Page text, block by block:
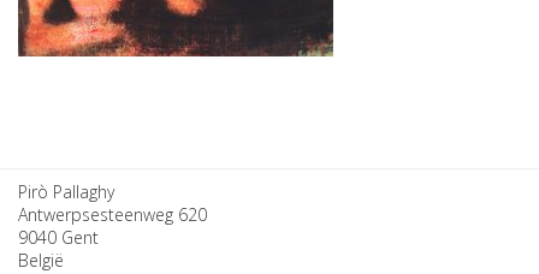
Pirò Pallaghy
Antwerpsesteenweg 620
9040 Gent
België